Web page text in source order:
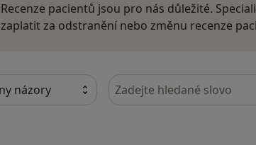
Recenze pacientů jsou pro nás důležité.
zaplatit za odstranění nebo změnu recenze
Hledejte v názorech